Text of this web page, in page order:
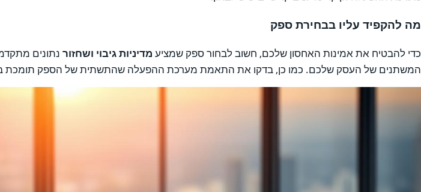
מה להקפיד עליו בבחירת ספק
כדי להבטיח את אמינות האחסון שלכם, חשוב לבחור ספק שמציע מדיניות גיבוי ושחזור נתונים
המשתנים של העסק שלכם. כמו כן, בדקו את התאמת מערכת ההפעלה שהתשתית של הספק תומכת